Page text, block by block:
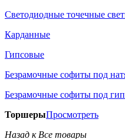
Светодиодные точечные
Карданные
Гипсовые
Безрамочные софиты под
Безрамочные софиты под
ТоршерыПросмотреть
Назад к Все товары